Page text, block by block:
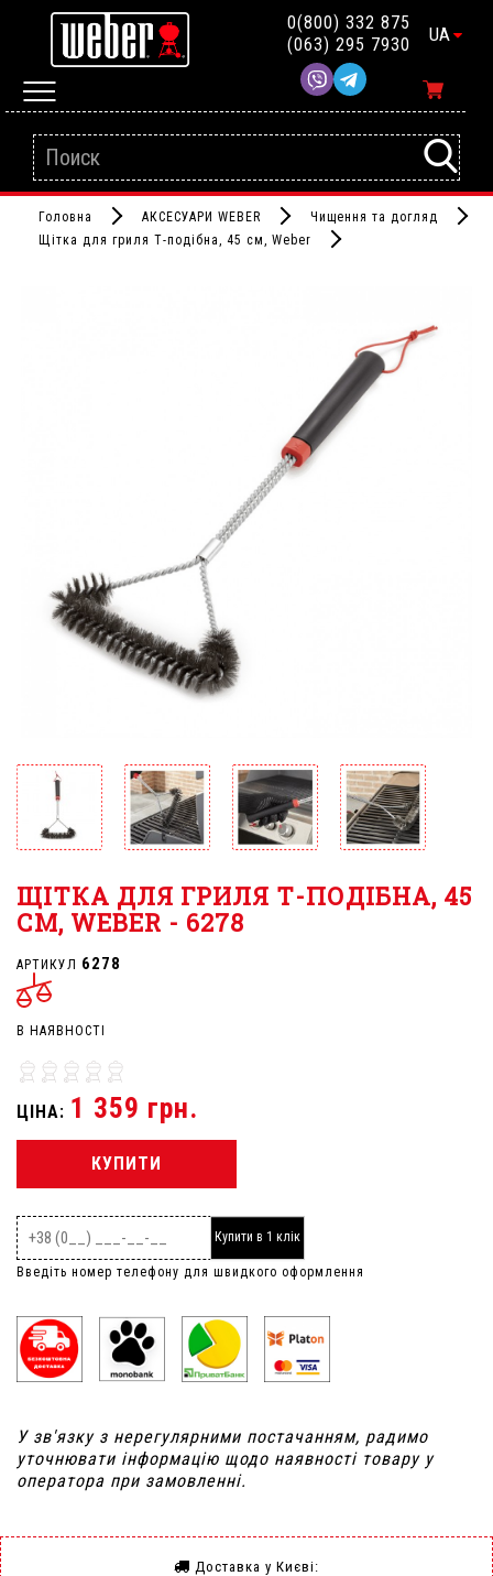
0(800) 332 875
(063) 295 7930
UA
Головна АКСЕСУАРИ WEBER
Чищення та догляд
Щітка для гриля Т-подібна, 45 см, Weber
ЩІТКА ДЛЯ ГРИЛЯ Т-ПОДІБНА, 45
СМ, WEBER - 6278
АРТИКУЛ 6278
В НАЯВНОСТІ
ЦІНА: 1 359 грн.
КУПИТИ
Купити в 1 клік
Введіть номер телефону для швидкого оформлення
У зв'язку з нерегулярними постачанням, радимо
уточнювати інформацію щодо наявності товару у
оператора при замовленні.
Доставка у Києві: